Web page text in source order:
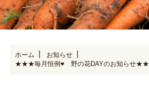
ホーム
お知らせ
★★★毎月恒例♥ 野の花DAYのお知らせ★★